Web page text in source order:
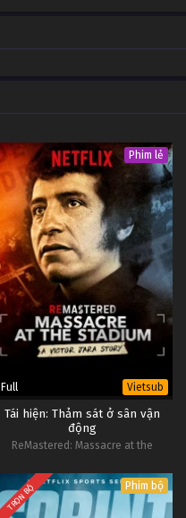
Phim lẻ
Full Vietsub
Tái hiện: Thảm sát ở sân vận
động
ReMastered: Massacre at the
TRỌN BỘ Phim bộ